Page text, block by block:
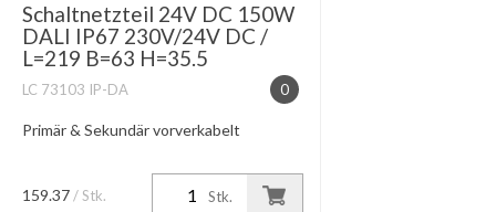
Schaltnetzteil 24V DC 150W
DALI IP67 230V/24V DC /
L=219 B=63 H=35.5
0
LC 73103 IP-DA
Primär & Sekundär vorverkabelt
Stk.
159.37 / Stk.